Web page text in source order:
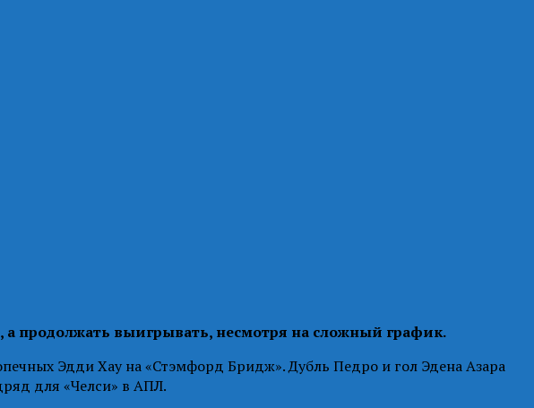
а продолжать выигрывать, несмотря на сложный график.
Эдди Хау на «Стэмфорд Бридж». Дубль Педро и гол Эдена Азара
для «Челси» в АПЛ.